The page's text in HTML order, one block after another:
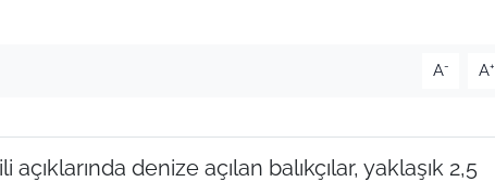
A- A+
denize açılan balıkçılar, yaklaşık 2,5